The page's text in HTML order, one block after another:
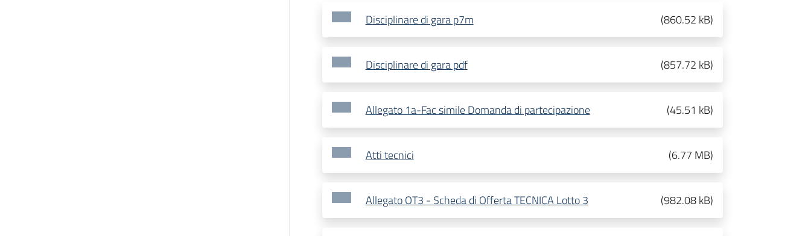
Disciplinare di gara p7m (860.52 kB)
Disciplinare di gara pdf (857.72 kB)
Allegato 1a-Fac simile Domanda di partecipazione (45.51 kB)
Atti tecnici (6.77 MB)
Allegato OT3 - Scheda di Offerta TECNICA Lotto 3 (982.08 kB)